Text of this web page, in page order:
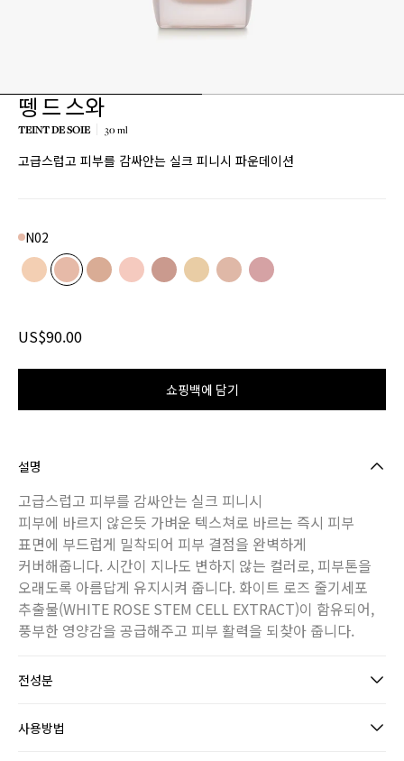
뗑 드 스와
TEINT DE SOIE 30 ml
고급스럽고 피부를 감싸안는 실크 피니시 파운데이션
Color
N02
N01
Product variant in stock
N02
Product variant in stock
N03
Product variant in stock
R01
Product variant in stock
R02
Product variant in stock
W01
Product variant in stock
W02
Product variant in stock
W03
Product variant in
US$90.00
쇼핑백에 담기
설명
고급스럽고 피부를 감싸안는 실크 피니시
피부에 바르지 않은듯 가벼운 텍스쳐로 바르는 즉시 피부
표면에 부드럽게 밀착되어 피부 결점을 완벽하게
커버해줍니다. 시간이 지나도 변하지 않는 컬러로, 피부톤을
오래도록 아름답게 유지시켜 줍니다. 화이트 로즈 줄기세포
추출물(WHITE ROSE STEM CELL EXTRACT)이 함유되어,
풍부한 영양감을 공급해주고 피부 활력을 되찾아 줍니다.
전성분
사용방법